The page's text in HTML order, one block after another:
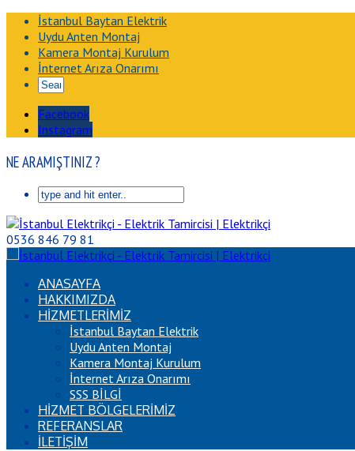
İstanbul Baytan Elektrik
Uydu Anten Montaj
Kamera Montaj Kurulum
İnternet Arıza Onarımı
Facebook
Instagram
NE ARAMIŞTINIZ ?
0536 846 79 81
ANASAYFA
HAKKIMIZDA
HİZMETLERİMİZ
İstanbul Baytan Elektrik
Uydu Anten Montaj
Kamera Montaj Kurulum
İnternet Arıza Onarımı
SSS BİLGİ
HİZMET BÖLGELERİMİZ
REFERANSLAR
İLETİŞİM